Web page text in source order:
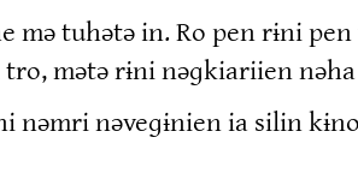
tuhətə in. Ro pen rɨni
mətə rɨni nəɡkiariien
nəmri nəveɡɨnien ia silin